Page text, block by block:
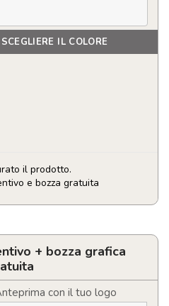
IL COLORE
il prodotto.
e bozza gratuita
+ bozza grafica
con il tuo logo